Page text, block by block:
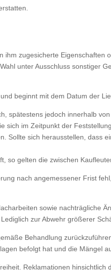
ihm zugesicherte
unter Ausschluss sonstiger
beginnt mit dem Datum der
spätestens jedoch innerhalb
sich im Zeitpunkt der
Sollte sich herausstellen, dass
so gelten die zwischen
nach angemessener Frist
sowie nachträgliche
zur Abwehr größerer
Behandlung
befolgt hat und die Mängel
Reklamationen